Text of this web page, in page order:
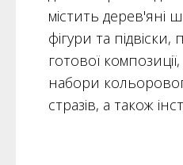
містить дерев'яні
фігури та підвіски,
готової
набори
стразів, а також